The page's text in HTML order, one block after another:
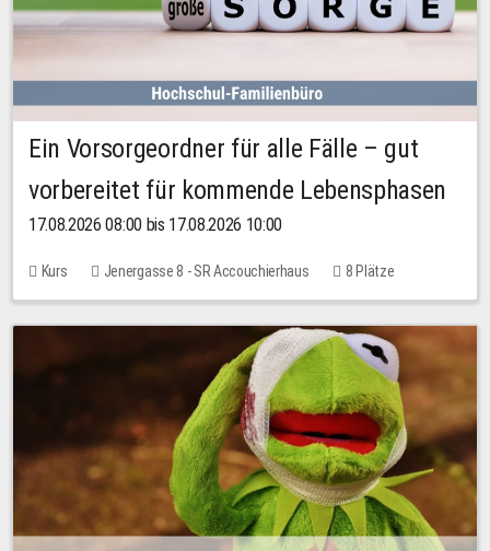
Ein Vorsorgeordner für alle Fälle – gut
vorbereitet für kommende Lebensphasen
17.08.2026 08:00 bis 17.08.2026 10:00
Kurs Jenergasse 8 - SR Accouchierhaus 8 Plätze